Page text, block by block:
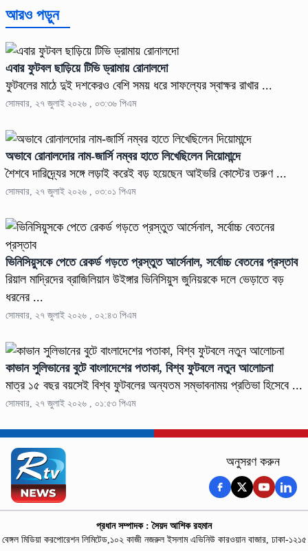
আরও পড়ুন
এবার ফুটবল ছাড়িয়ে টিভি ড্রামায় রোনালদো
ফুটবলের মাঠে দুই দশকেরও বেশি সময় ধরে সাফল্যের স্বাক্ষর রাখার ...
সোমবার, ২৭ জুলাই ২০২৬ , ০৩:৩৬ পিএম
অভাবে রোনালদোর নাম-জার্সি নম্বর হাতে লিখেছিলেন দিয়োমান্দে
শৈশবে দারিদ্র্যের সঙ্গে লড়াই করেই বড় হয়েছেন আইভরি কোস্টের তরুণ ...
সোমবার, ২৭ জুলাই ২০২৬ , ০৩:০১ পিএম
ভিনিসিয়ুসকে পেতে রেকর্ড গড়তে প্রস্তুত আর্সেনাল, সর্বোচ্চ বেতনের প্রস্তাব
রিয়াল মাদ্রিদের ব্রাজিলিয়ান উইঙ্গার ভিনিসিয়ুস জুনিয়রকে দলে ভেড়াতে বড়
ধরনের ...
সোমবার, ২৭ জুলাই ২০২৬ , ০২:৪৩ পিএম
কাভান সুলিভানের বুটে বাংলাদেশের পতাকা, বিশ্ব ফুটবলে নতুন আলোচনা
মাত্র ১৫ বছর বয়সেই বিশ্ব ফুটবলের অন্যতম সম্ভাবনাময় প্রতিভা হিসেবে ...
সোমবার, ২৭ জুলাই ২০২৬ , ০১:৫৩ পিএম
অনুসরণ করুন
প্রধান সম্পাদক : সৈয়দ আশিক রহমান
বেঙ্গল মিডিয়া করপোরেশন লিমিটেড,১০২ কাজী নজরুল ইসলাম এভিনিউ কারওয়ান বাজার, ঢাকা-১২১৫